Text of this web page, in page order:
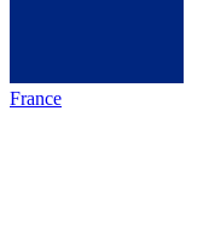
France